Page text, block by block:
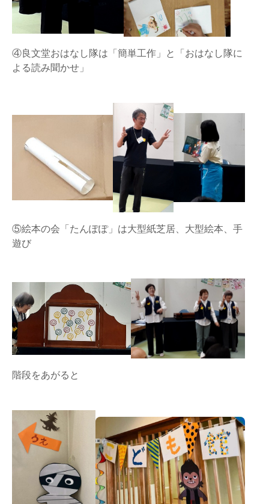
④良文堂おはなし隊は「簡単工作」と「おはなし隊に
よる読み聞かせ」
⑤絵本の会「たんぽぽ」は大型紙芝居、大型絵本、手
遊び
階段をあがると